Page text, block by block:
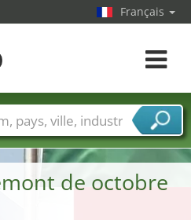
de octobre
Français
Toggle
Villes
Secteurs de foire
services